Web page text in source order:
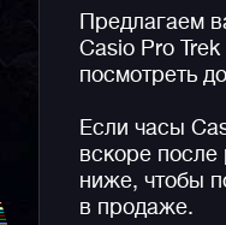
Предлагаем
Casio Pro
посмотреть
Если часы
вскоре
ниже, чтобы
в продаже.